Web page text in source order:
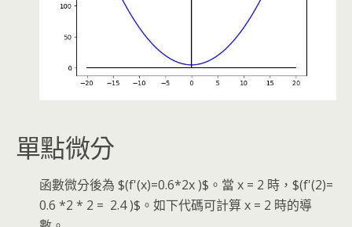
單點微分
函數微分後為 $(f'(x)=0.6*2x )$。當 x = 2 時，$(f'(2)=
0.6 *2 * 2 = 2.4 )$。如下代碼可計算 x = 2 時的導